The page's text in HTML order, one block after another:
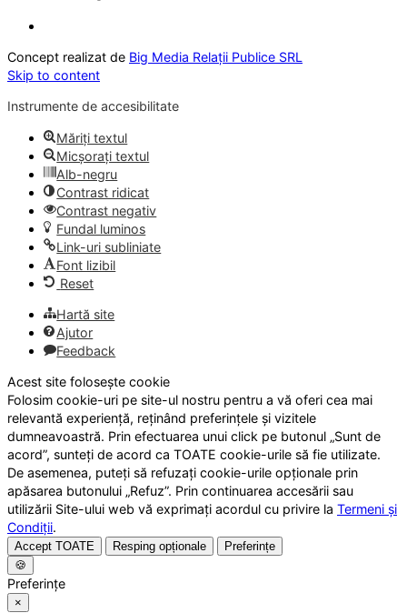
Concept realizat de Big Media Relații Publice SRL
Skip to content
Instrumente de accesibilitate
Măriți textul
Micșorați textul
Alb-negru
Contrast ridicat
Contrast negativ
Fundal luminos
Link-uri subliniate
Font lizibil
Reset
Hartă site
Ajutor
Feedback
Acest site folosește cookie
Folosim cookie-uri pe site-ul nostru pentru a vă oferi cea mai
relevantă experiență, reținând preferințele și vizitele
dumneavoastră. Prin efectuarea unui click pe butonul „Sunt de
acord”, sunteți de acord ca TOATE cookie-urile să fie utilizate.
De asemenea, puteți să refuzați cookie-urile opționale prin
apăsarea butonului „Refuz”. Prin continuarea accesării sau
utilizării Site-ului web vă exprimați acordul cu privire la Termeni și
Condiții.
Accept TOATE Resping opționale
Preferințe
🍪
Preferințe
×